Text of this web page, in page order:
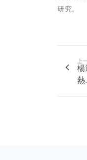
研究。
上
楊
熱